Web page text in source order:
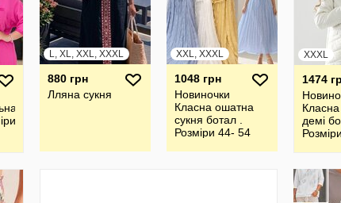
L, XL, XXL, XXXL
880 грн
Лляна сукня
XXL, XXXL
1048 грн
Новиночки
Класна ошатна
сукня ботал .
Розміри 44- 54
XXXL
1474
Класна
демі